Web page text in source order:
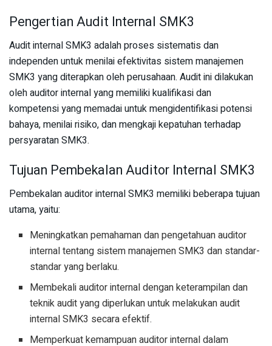
Pengertian Audit Internal SMK3
Audit internal SMK3 adalah proses sistematis dan
independen untuk menilai efektivitas sistem manajemen
SMK3 yang diterapkan oleh perusahaan. Audit ini dilakukan
oleh auditor internal yang memiliki kualifikasi dan
kompetensi yang memadai untuk mengidentifikasi potensi
bahaya, menilai risiko, dan mengkaji kepatuhan terhadap
persyaratan SMK3.
Tujuan Pembekalan Auditor Internal SMK3
Pembekalan auditor internal SMK3 memiliki beberapa tujuan
utama, yaitu:
Meningkatkan pemahaman dan pengetahuan auditor
internal tentang sistem manajemen SMK3 dan standar-
standar yang berlaku.
Membekali auditor internal dengan keterampilan dan
teknik audit yang diperlukan untuk melakukan audit
internal SMK3 secara efektif.
Memperkuat kemampuan auditor internal dalam